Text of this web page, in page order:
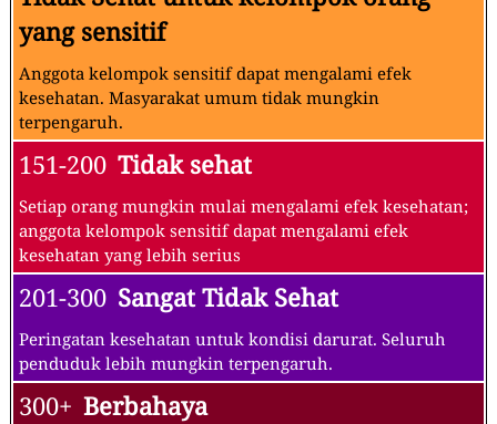
yang sensitif
Anggota kelompok sensitif dapat mengalami efek
kesehatan. Masyarakat umum tidak mungkin
terpengaruh.
151-200 Tidak sehat
Setiap orang mungkin mulai mengalami efek kesehatan;
anggota kelompok sensitif dapat mengalami efek
kesehatan yang lebih serius
201-300 Sangat Tidak Sehat
Peringatan kesehatan untuk kondisi darurat. Seluruh
penduduk lebih mungkin terpengaruh.
300+ Berbahaya